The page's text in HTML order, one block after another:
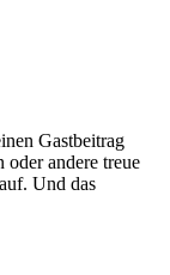
Gastbeitrag
andere treue
Und das